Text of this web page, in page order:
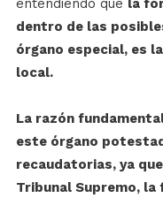
entendiendo que la
dentro de las
órgano especial, es
local.
La razón
este órgano
recaudatorias, ya
Tribunal Supremo, la